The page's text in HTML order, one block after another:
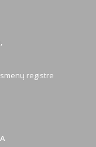
registre